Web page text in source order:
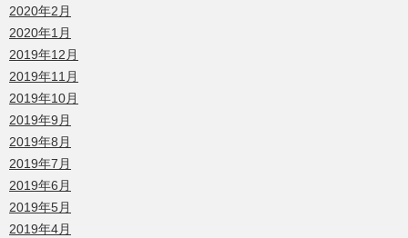
2020年2月
2020年1月
2019年12月
2019年11月
2019年10月
2019年9月
2019年8月
2019年7月
2019年6月
2019年5月
2019年4月